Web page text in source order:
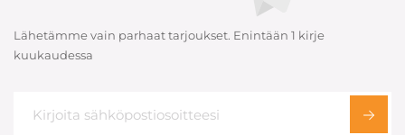
Lähetämme vain parhaat tarjoukset. Enintään 1 kirje
kuukaudessa